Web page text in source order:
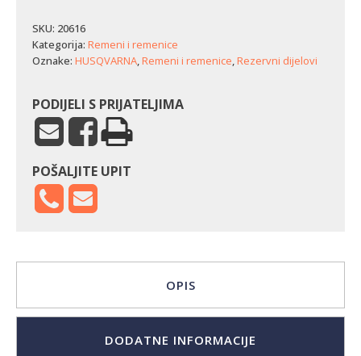
SKU: 20616
Kategorija: Remeni i remenice
Oznake: HUSQVARNA,Remeni i remenice,Rezervni dijelovi
PODIJELI S PRIJATELJIMA
POŠALJITE UPIT
OPIS
DODATNE INFORMACIJE